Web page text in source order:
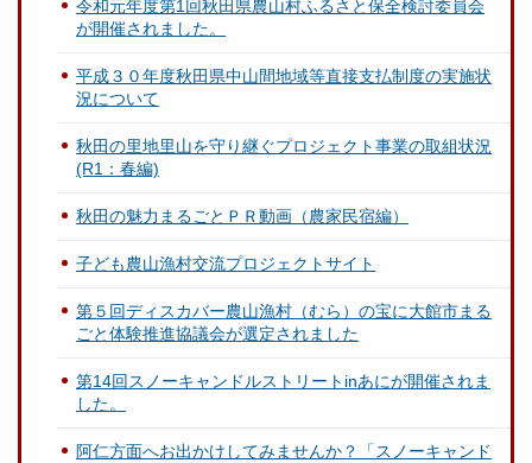
令和元年度第1回秋田県農山村ふるさと保全検討委員会
が開催されました。
平成３０年度秋田県中山間地域等直接支払制度の実施状
況について
秋田の里地里山を守り継ぐプロジェクト事業の取組状況
(R1：春編)
秋田の魅力まるごとＰＲ動画（農家民宿編）
子ども農山漁村交流プロジェクトサイト
第５回ディスカバー農山漁村（むら）の宝に大館市まる
ごと体験推進協議会が選定されました
第14回スノーキャンドルストリートinあにが開催されま
した。
阿仁方面へお出かけしてみませんか？「スノーキャンド